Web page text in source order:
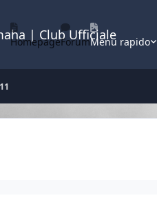
| Club Ufficiale
HomepageForumMenu rapido